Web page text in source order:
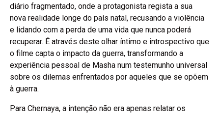
diário fragmentado, onde a protagonista regista a sua
nova realidade longe do país natal, recusando a violência
e lidando com a perda de uma vida que nunca poderá
recuperar. É através deste olhar íntimo e introspectivo que
o filme capta o impacto da guerra, transformando a
experiência pessoal de Masha num testemunho universal
sobre os dilemas enfrentados por aqueles que se opõem
à guerra.
Para Chernaya, a intenção não era apenas relatar os